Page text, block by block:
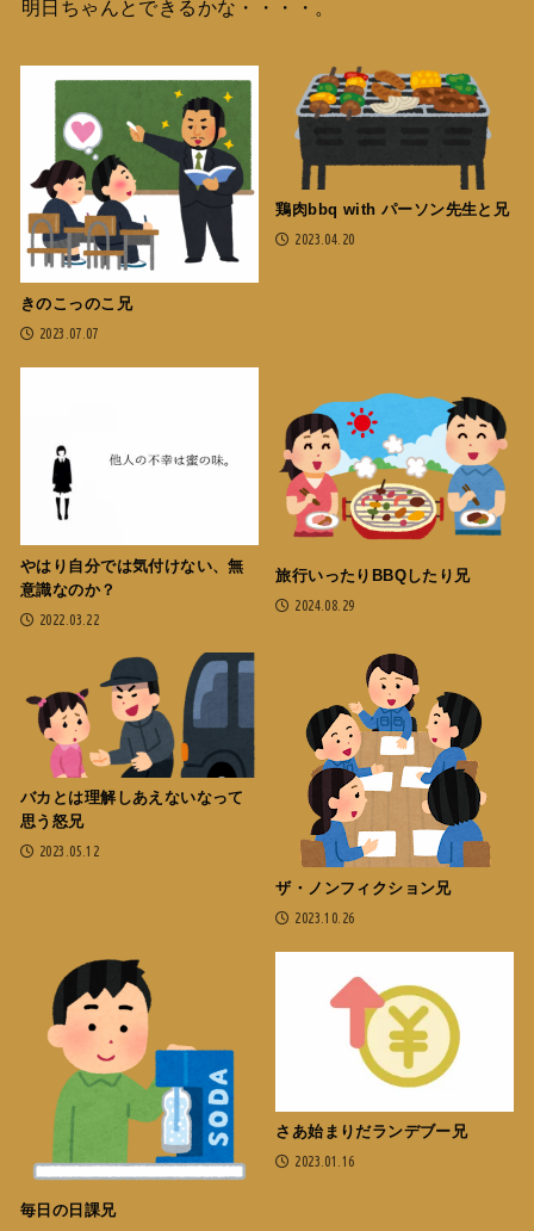
明日ちゃんとできるかな・・・・。
きのこっのこ兄
2023.07.07
鶏肉bbq with パーソン先生と兄
2023.04.20
やはり自分では気付けない、無
意識なのか？
2022.03.22
旅行いったりBBQしたり兄
2024.08.29
バカとは理解しあえないなって
思う怒兄
2023.05.12
ザ・ノンフィクション兄
2023.10.26
毎日の日課兄
さあ始まりだランデブー兄
2023.01.16